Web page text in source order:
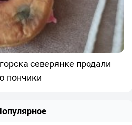
северянке продали
пончики